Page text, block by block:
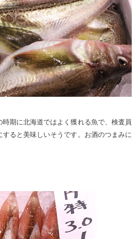
時期に北海道ではよく獲れる魚で、検査員
すると美味しいそうです。お酒のつまみに